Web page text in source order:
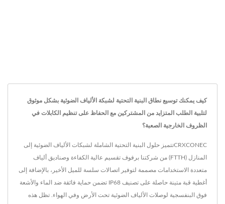
كيف يمكنك توسيع نطاق البنية التحتية لشبكة الألياف الضوئية بشكل موثوق
لتلبية الطلب المتزايد من المشتركين مع الحفاظ على تنظيم الكابلات في
الظروف الخارجية الصعبة؟
CRXCONECتتميز حلول البنية التحتية الشاملة لشبكات الألياف الضوئية إلى
المنازل (FTTH) من شركتنا برفوف تقسيم عالية الكفاءة وصناديق ألياف
متعددة الاستخدامات مصممة لتوفير اتصالات سلسة للميل الأخير، بالإضافة إلى
أغطية قبة متينة حاصلة على تصنيف IP68 تضمن حماية فائقة ضد الماء والأشعة
فوق البنفسجية لوصلات الألياف الضوئية تحت الأرض وفي الهواء. تظل هذه